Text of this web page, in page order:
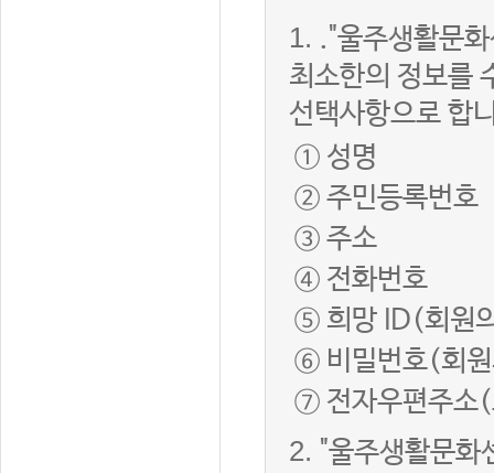
1. ."울주생활문
최소한의 정보를
선택사항으로 합
① 성명
② 주민등록번호
③ 주소
④ 전화번호
⑤ 희망 ID(회원
⑥ 비밀번호(회
⑦ 전자우편주소
2. "울주생활문화